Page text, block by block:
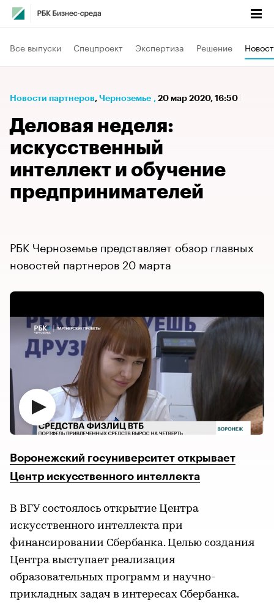
Все выпуски Спецпроект Экспертиза Решение
Новости партнеров⁠, Черноземье , 20 мар 2020, 16:50
Деловая неделя:
искусственный
интеллект и обучение
предпринимателей
РБК Черноземье представляет обзор главных
новостей партнеров 20 марта
Воронежский госуниверситет открывает
Центр искусственного интеллекта
В ВГУ состоялось открытие Центра
искусственного интеллекта при
финансировании Сбербанка. Целью создания
Центра выступает реализация
образовательных программ и научно-
прикладных задач в интересах Сбербанка.